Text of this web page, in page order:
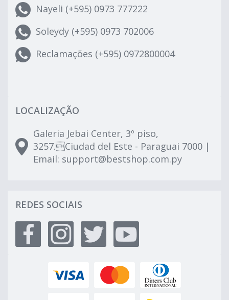
Nayeli (+595) 0973 777222
Soleydy (+595) 0973 702006
Reclamações (+595) 0972800004
LOCALIZAÇÃO
Galeria Jebai Center, 3º piso,
3257.Ciudad del Este - Paraguai 7000 |
Email: support@bestshop.com.py
REDES SOCIAIS